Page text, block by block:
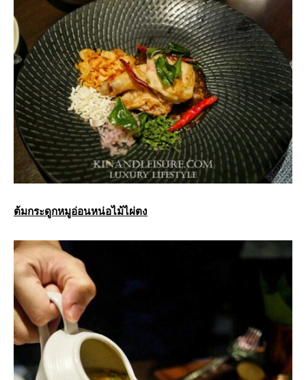
ต้มกระดูกหมูอ่อนหน่อไม้ไผ่ตง